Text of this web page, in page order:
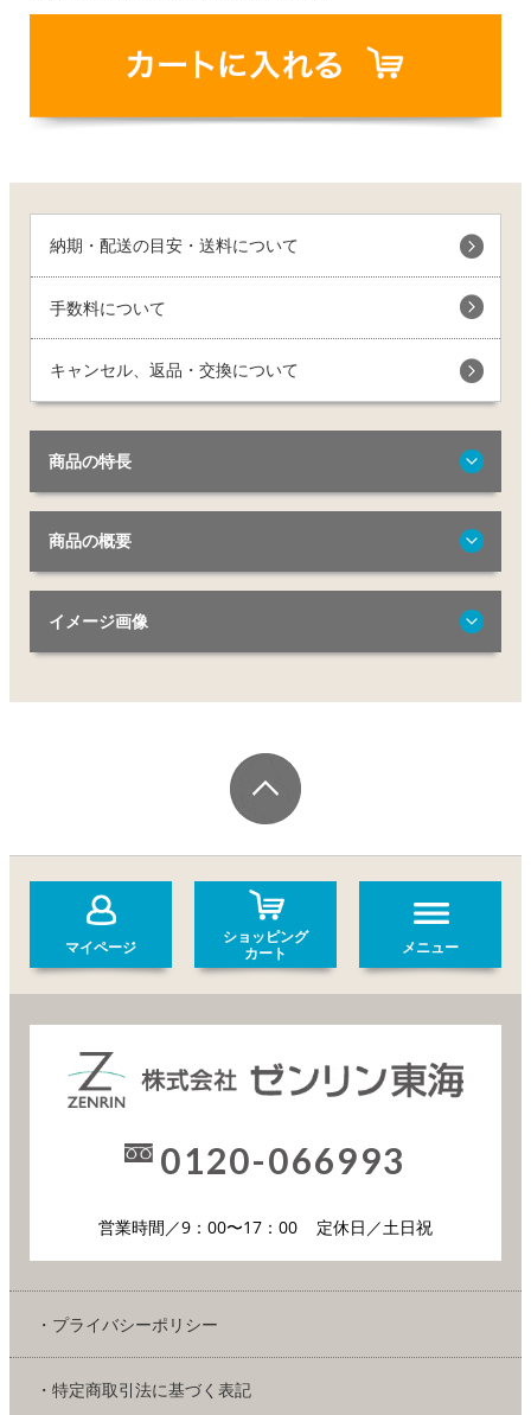
納期・配送の目安・送料について
手数料について
キャンセル、返品・交換について
商品の特長
商品の概要
イメージ画像
マイページ
ショッピング
カート
メニュー
0120-066993
営業時間／9：00〜17：00 定休日／土日祝
・プライバシーポリシー
・特定商取引法に基づく表記